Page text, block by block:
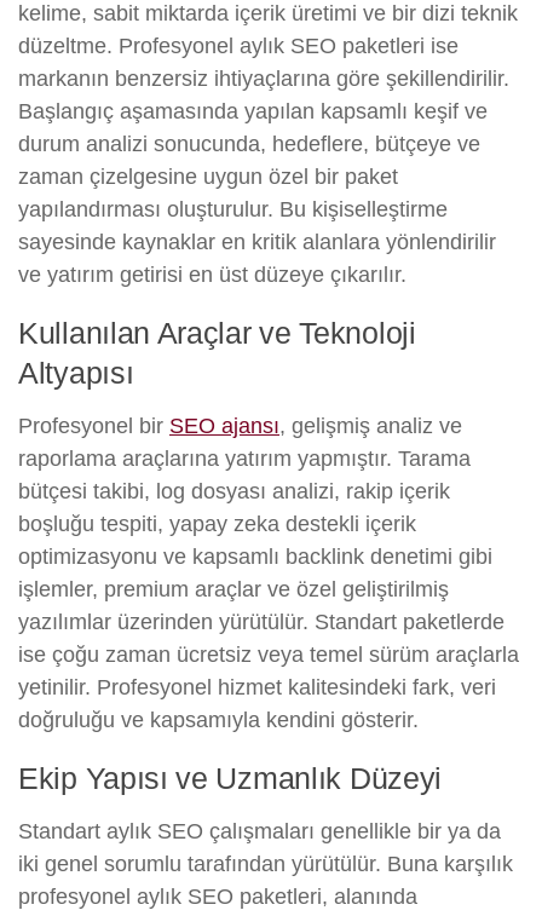
kelime, sabit miktarda içerik üretimi ve bir dizi teknik
düzeltme. Profesyonel aylık SEO paketleri ise
markanın benzersiz ihtiyaçlarına göre şekillendirilir.
Başlangıç aşamasında yapılan kapsamlı keşif ve
durum analizi sonucunda, hedeflere, bütçeye ve
zaman çizelgesine uygun özel bir paket
yapılandırması oluşturulur. Bu kişiselleştirme
sayesinde kaynaklar en kritik alanlara yönlendirilir
ve yatırım getirisi en üst düzeye çıkarılır.
Kullanılan Araçlar ve Teknoloji
Altyapısı
Profesyonel bir SEO ajansı, gelişmiş analiz ve
raporlama araçlarına yatırım yapmıştır. Tarama
bütçesi takibi, log dosyası analizi, rakip içerik
boşluğu tespiti, yapay zeka destekli içerik
optimizasyonu ve kapsamlı backlink denetimi gibi
işlemler, premium araçlar ve özel geliştirilmiş
yazılımlar üzerinden yürütülür. Standart paketlerde
ise çoğu zaman ücretsiz veya temel sürüm araçlarla
yetinilir. Profesyonel hizmet kalitesindeki fark, veri
doğruluğu ve kapsamıyla kendini gösterir.
Ekip Yapısı ve Uzmanlık Düzeyi
Standart aylık SEO çalışmaları genellikle bir ya da
iki genel sorumlu tarafından yürütülür. Buna karşılık
profesyonel aylık SEO paketleri, alanında